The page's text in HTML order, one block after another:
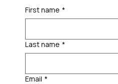
First name *
Last name *
Email *